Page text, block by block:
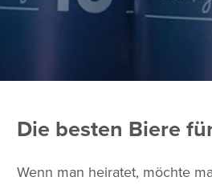
Die besten Biere
Wenn man heiratet, möchte